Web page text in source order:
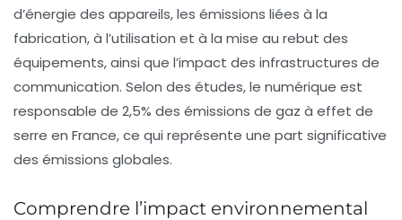
d’énergie des appareils, les émissions liées à la
fabrication, à l’utilisation et à la mise au rebut des
équipements, ainsi que l’impact des infrastructures de
communication. Selon des études, le numérique est
responsable de 2,5% des émissions de gaz à effet de
serre en France, ce qui représente une part significative
des émissions globales.
Comprendre l’impact environnemental